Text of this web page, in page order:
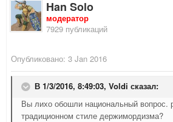
Han Solo
модератор
7929 публикаций
Опубликовано: 3 Jan 2016
В 1/3/2016, 8:49:03, Voldi сказал:
Вы лихо обошли национальный вопрос.
традиционном стиле держимордизма?